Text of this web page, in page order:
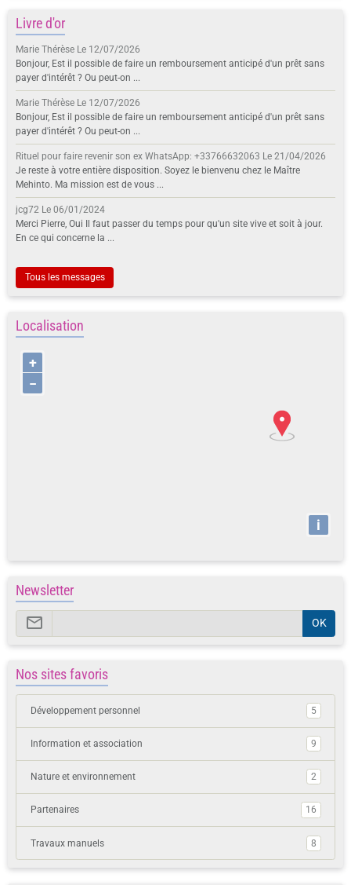
Livre d'or
Marie Thérèse Le 12/07/2026
Bonjour, Est il possible de faire un remboursement anticipé d'un prêt sans
payer d'intérêt ? Ou peut-on ...
Marie Thérèse Le 12/07/2026
Bonjour, Est il possible de faire un remboursement anticipé d'un prêt sans
payer d'intérêt ? Ou peut-on ...
Rituel pour faire revenir son ex WhatsApp: +33766632063 Le 21/04/2026
Je reste à votre entière disposition. Soyez le bienvenu chez le Maître
Mehinto. Ma mission est de vous ...
jcg72 Le 06/01/2024
Merci Pierre, Oui Il faut passer du temps pour qu'un site vive et soit à jour.
En ce qui concerne la ...
Tous les messages
Localisation
+
−
i
Newsletter
OK
Nos sites favoris
Développement personnel 5
Information et association 9
Nature et environnement 2
Partenaires 16
Travaux manuels 8